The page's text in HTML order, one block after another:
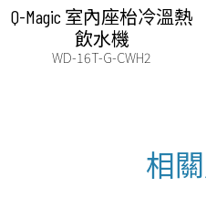
Q-Magic 室內座枱冷溫熱
飲水機
WD-16T-G-CWH2